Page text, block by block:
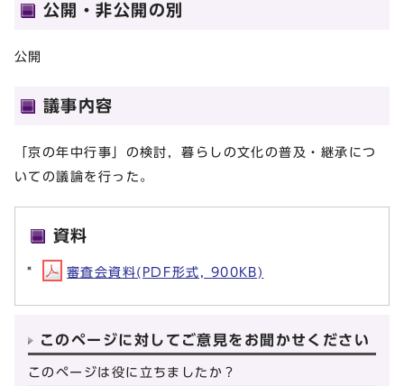
公開・非公開の別
公開
議事内容
「京の年中行事」の検討，暮らしの文化の普及・継承につ
いての議論を行った。
資料
審査会資料(PDF形式, 900KB)
このページに対してご意見をお聞かせください
このページは役に立ちましたか？